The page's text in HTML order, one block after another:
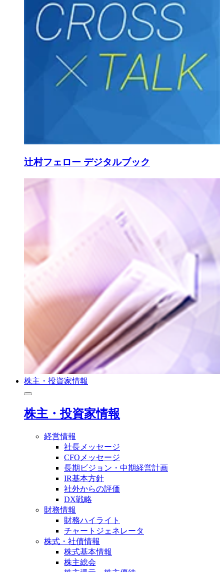
辻村フェロー デジタルブック
株主・投資家情報
株主・投資家情報
経営情報
社長メッセージ
CFOメッセージ
長期ビジョン・中期経営計画
IR基本方針
社外からの評価
DX戦略
財務情報
財務ハイライト
チャートジェネレータ
株式・社債情報
株式基本情報
株主総会